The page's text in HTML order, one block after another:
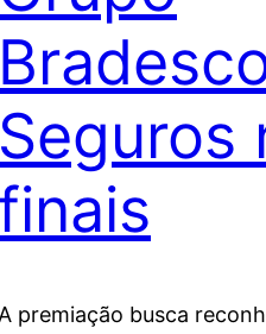
Seguros
finais
A premiação busca